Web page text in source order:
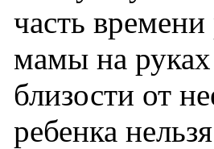
часть
мамы на
близости от
ребенка